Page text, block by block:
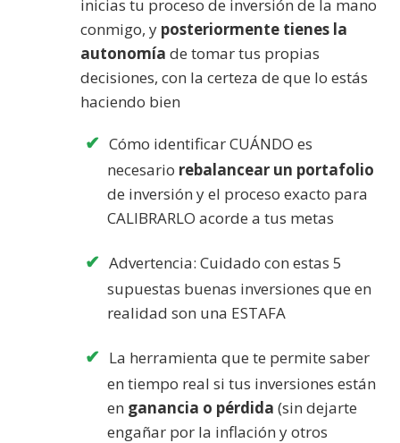
inicias tu proceso de inversión de la mano
conmigo, y posteriormente tienes la
autonomía de tomar tus propias
decisiones, con la certeza de que lo estás
haciendo bien
Cómo identificar CUÁNDO es
necesario rebalancear un portafolio
de inversión y el proceso exacto para
CALIBRARLO acorde a tus metas
Advertencia: Cuidado con estas 5
supuestas buenas inversiones que en
realidad son una ESTAFA
La herramienta que te permite saber
en tiempo real si tus inversiones están
en ganancia o pérdida (sin dejarte
engañar por la inflación y otros